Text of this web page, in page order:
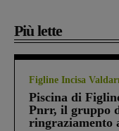
Più lette
Figline Incisa
Piscina di
Pnrr, il gruppo
ringraziamento